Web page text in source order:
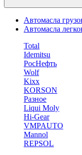
Автомасла
Автомасла
Total
Idemitsu
РосНефть
Wolf
Kixx
KORSON
Разное
Liqui Moly
Hi-Gear
VMPAUTO
Mannol
REPSOL